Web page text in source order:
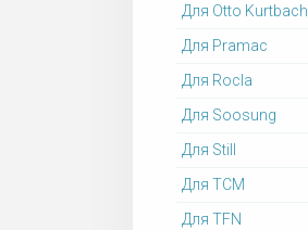
Для Otto Kurtbach
Для Pramac
Для Rocla
Для Soosung
Для Still
Для TCM
Для TFN